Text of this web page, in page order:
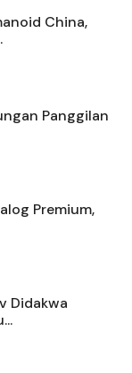
China,
Panggilan
Premium,
Didakwa